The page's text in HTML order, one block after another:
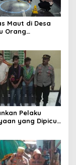
Maut di Desa
Orang
Pelaku
yang Dipicu